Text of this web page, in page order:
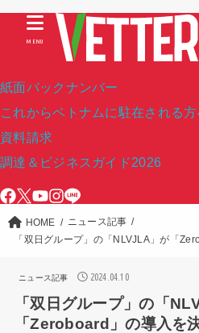
紙面バックナンバー
これからベトナムに駐在される
資料請求
調達＆ビジネスガイド2026
MENU
HOME
ニュース記事
「双日グループ」の「NLVJLA」が「
ニュース記事 2024.04.10
「双日グループ」の「
「Zeroboard」の導入を